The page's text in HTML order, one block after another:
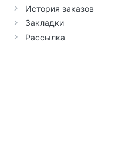
История заказов
Закладки
Рассылка